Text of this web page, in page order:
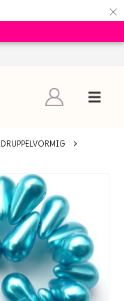
×
DRUPPELVORMIG